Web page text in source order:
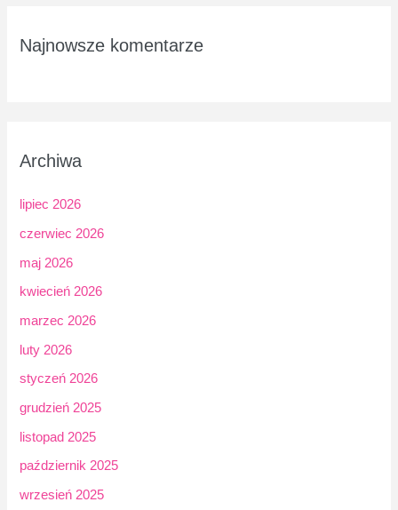
Najnowsze komentarze
Archiwa
lipiec 2026
czerwiec 2026
maj 2026
kwiecień 2026
marzec 2026
luty 2026
styczeń 2026
grudzień 2025
listopad 2025
październik 2025
wrzesień 2025